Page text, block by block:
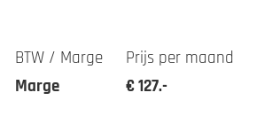
BTW / Marge
Marge
Prijs per maand
€ 127.-